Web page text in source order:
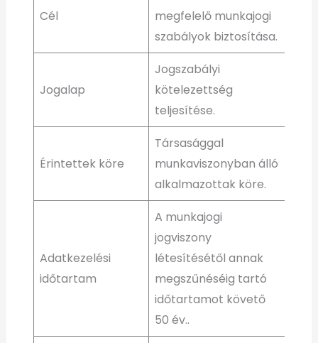
Cél
megfelelő munkajogi
szabályok biztosítása.
Jogalap
Jogszabályi
kötelezettség
teljesítése.
Érintettek köre
Társasággal
munkaviszonyban álló
alkalmazottak köre.
Adatkezelési
időtartam
A munkajogi
jogviszony
létesítésétől annak
megszűnéséig tartó
időtartamot követő
50 év..